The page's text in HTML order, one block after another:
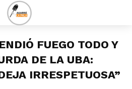
FUEGO TODO Y
DE LA UBA:
IRRESPETUOSA”